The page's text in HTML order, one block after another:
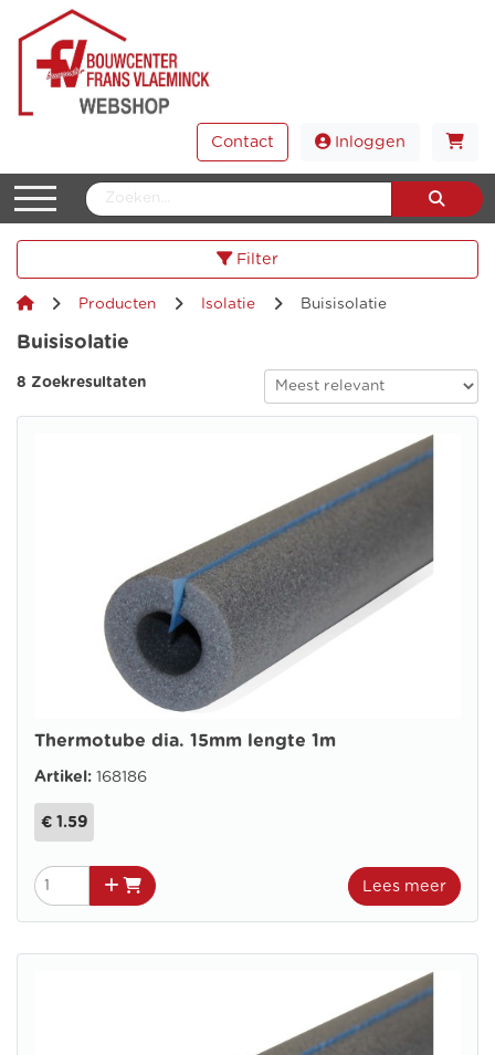
Contact Inloggen
Filter
Producten Isolatie Buisisolatie
Buisisolatie
8 Zoekresultaten
Thermotube dia. 15mm lengte 1m
Artikel: 168186
€ 1.59
Lees meer